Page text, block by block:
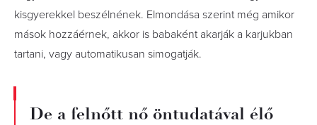
kisgyerekkel beszélnének. Elmondása szerint még amikor
mások hozzáérnek, akkor is babaként akarják a karjukban
tartani, vagy automatikusan simogatják.
De a felnőtt nő öntudatával élő